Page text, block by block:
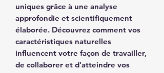
uniques grâce à une analyse
approfondie et scientifiquement
élaborée. Découvrez comment vos
caractéristiques naturelles
influencent votre façon de travailler,
de collaborer et d'atteindre vos